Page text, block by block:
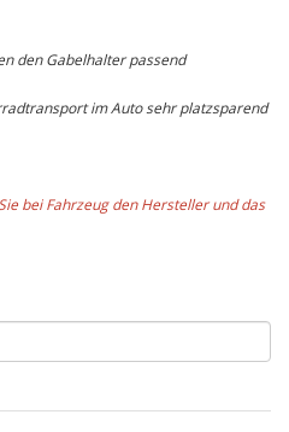
den Gabelhalter passend
im Auto sehr platzsparend
bei Fahrzeug den Hersteller und das